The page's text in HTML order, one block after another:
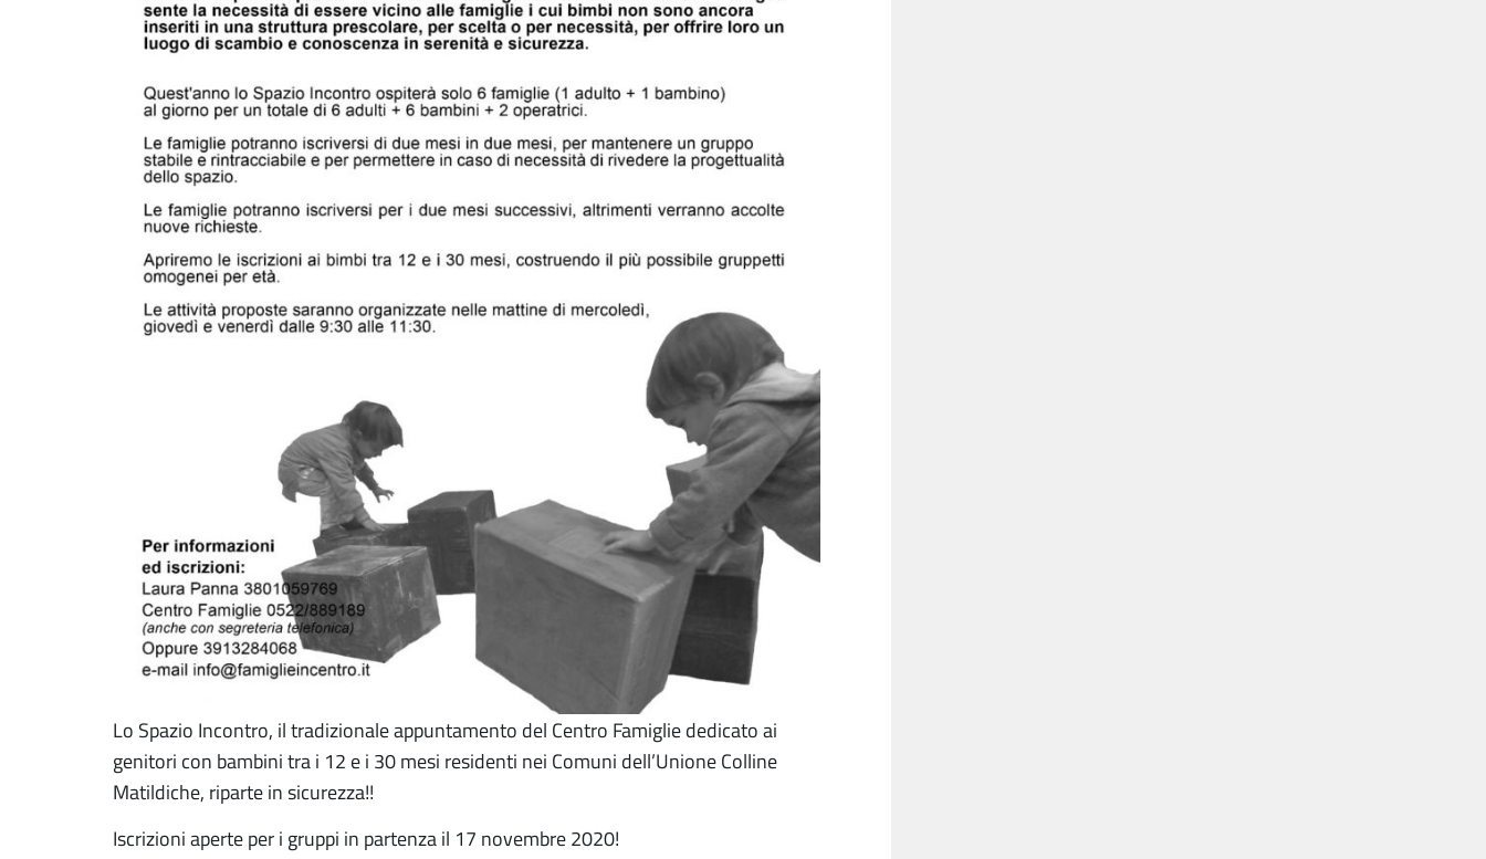
Lo Spazio Incontro, il tradizionale appuntamento del Centro Famiglie dedicato ai
genitori con bambini tra i 12 e i 30 mesi residenti nei Comuni dell’Unione Colline
Matildiche, riparte in sicurezza!!
Iscrizioni aperte per i gruppi in partenza il 17 novembre 2020!